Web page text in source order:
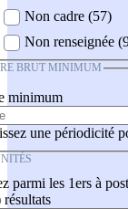
Non cadre (57)
Non renseignée
BRUT MINIMUM
minimum
une périodicité
parmi les 1ers à
résultats